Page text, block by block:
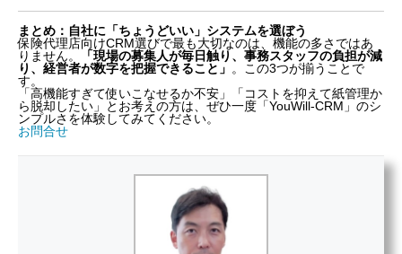
まとめ：自社に「ちょうどいい」システムを選ぼう
保険代理店向けCRM選びで最も大切なのは、機能の多さではあ
りません。
「現場の募集人が毎日触り、事務スタッフの負担が減
り、経営者が数字を把握できること」 。この3つが揃うことで
す。
「高機能すぎて使いこなせるか不安」「コストを抑えて紙管理か
ら脱却したい」とお考えの方は、ぜひ一度「YouWill-CRM」のシ
ンプルさを体験してみてください。
お問合せ